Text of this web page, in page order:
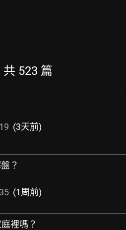
523 篇
(3天前)
？
(1周前)
裡嗎？